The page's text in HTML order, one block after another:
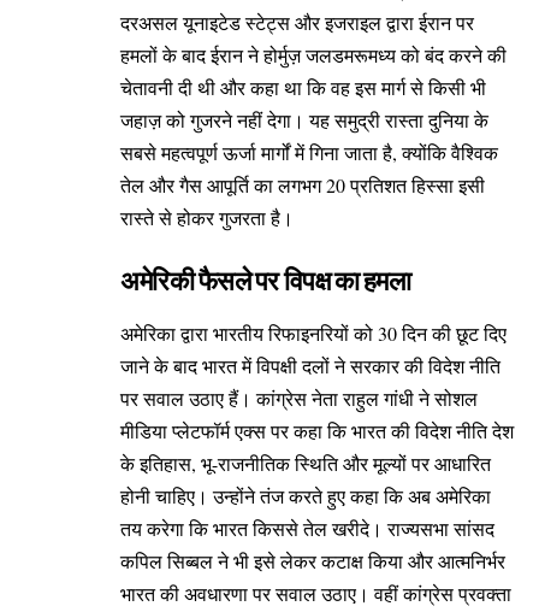
दरअसल यूनाइटेड स्टेट्स और इजराइल द्वारा ईरान पर
हमलों के बाद ईरान ने होर्मुज़ जलडमरूमध्य को बंद करने की
चेतावनी दी थी और कहा था कि वह इस मार्ग से किसी भी
जहाज़ को गुजरने नहीं देगा। यह समुद्री रास्ता दुनिया के
सबसे महत्वपूर्ण ऊर्जा मार्गों में गिना जाता है, क्योंकि वैश्विक
तेल और गैस आपूर्ति का लगभग 20 प्रतिशत हिस्सा इसी
रास्ते से होकर गुजरता है।
अमेरिकी फैसले पर विपक्ष का हमला
अमेरिका द्वारा भारतीय रिफाइनरियों को 30 दिन की छूट दिए
जाने के बाद भारत में विपक्षी दलों ने सरकार की विदेश नीति
पर सवाल उठाए हैं। कांग्रेस नेता राहुल गांधी ने सोशल
मीडिया प्लेटफॉर्म एक्स पर कहा कि भारत की विदेश नीति देश
के इतिहास, भू-राजनीतिक स्थिति और मूल्यों पर आधारित
होनी चाहिए। उन्होंने तंज करते हुए कहा कि अब अमेरिका
तय करेगा कि भारत किससे तेल खरीदे। राज्यसभा सांसद
कपिल सिब्बल ने भी इसे लेकर कटाक्ष किया और आत्मनिर्भर
भारत की अवधारणा पर सवाल उठाए। वहीं कांग्रेस प्रवक्ता